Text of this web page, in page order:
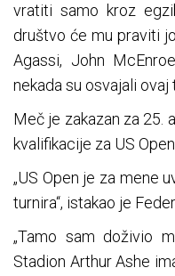
vratiti samo kroz
društvo će mu praviti
Agassi, John
nekada su osvajali ovaj
Meč je zakazan za 25.
kvalifikacije za US
„US Open je za mene
turnira“, istakao je
„Tamo sam doživio
Stadion Arthur Ashe